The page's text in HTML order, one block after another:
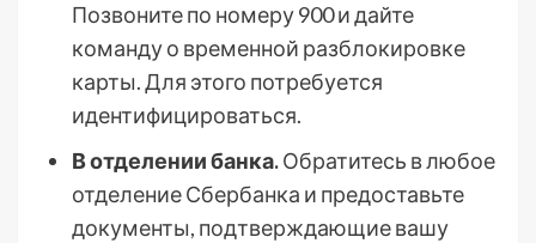
Позвоните по номеру 900 и дайте
команду о временной разблокировке
карты. Для этого потребуется
идентифицироваться.
В отделении банка.Обратитесь в любое
отделение Сбербанка и предоставьте
документы, подтверждающие вашу